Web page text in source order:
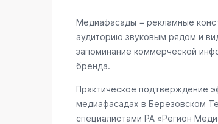
Медиафасады − рекламные
аудиторию звуковым рядом и
запоминание коммерческой
бренда.
Практическое подтверждение
медиафасадах в Березовском
специалистами РА «Регион